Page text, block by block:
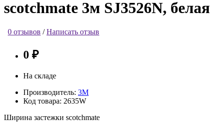
scotchmate 3м SJ3526N, белая
0 отзывов /Написать отзыв
0 ₽
На складе
Производитель: 3М
Код товара: 2635W
Ширина застежки scotchmate